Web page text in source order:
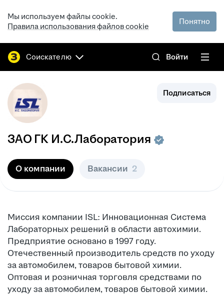
Мы используем файлы cookie.
Правила использования файлов cookie
Понятно
Соискателю Войти
Подписаться
ЗАО ГК И.С.Лаборатория
О компании Вакансии 2
Миссия компании ISL: Инновационная Система
Лабораторных решений в области автохимии.
Предприятие основано в 1997 году.
Отечественный производитель средств по уходу
за автомобилем, товаров бытовой химии.
Оптовая и розничная торговля средствами по
уходу за автомобилем, товаров бытовой химии.